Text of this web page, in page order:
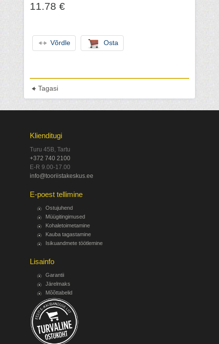
11.78 €
Võrdle Osta
Tagasi
Klienditugi
Turu 45B, Tartu
+372 740 2100
E-R 9.00-17.00
info@tooriistakeskus.ee
E-poest tellimine
Ostujuhend
Müügitingimused
Kohaletoimetamine
Kauba tagastamine
Isikuandmete töötlemine
Lisainfo
Garantii
Järelmaks
Mõõttabelid